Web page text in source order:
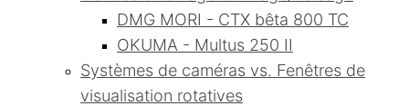
DMG MORI - CTX bêta 800 TC
OKUMA - Multus 250 II
Systèmes de caméras vs. Fenêtres de
visualisation rotatives